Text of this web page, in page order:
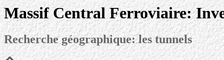
Massif Central Ferroviaire:
Recherche géographique: les tunnels